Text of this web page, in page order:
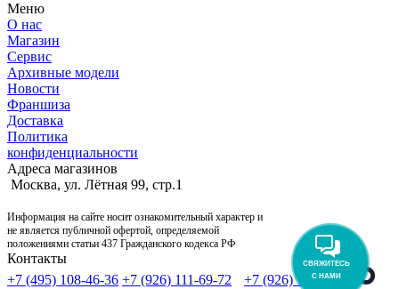
Меню
О нас
Магазин
Сервис
Архивные модели
Новости
Франшиза
Доставка
Политика
конфиденциальности
Адреса магазинов
Москва, ул. Лётная 99, стр.1
Информация на сайте носит ознакомительный характер и
не является публичной офертой, определяемой
положениями статьи 437 Гражданского кодекса РФ
Контакты
+7 (495) 108-46-36 +7 (926) 111-69-72
+7 (926) 111-69-72
СВЯЖИТЕСЬ
С НАМИ